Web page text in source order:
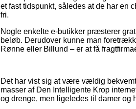
et fast tidspunkt, således at de har en
fri.
Nogle enkelte e-butikker præsterer
beløb. Derudover kunne man
Rønne eller Billund – er at få
Det har vist sig at være vældig
masser af Den Intelligente Krop
og drenge, men ligeledes til damer og